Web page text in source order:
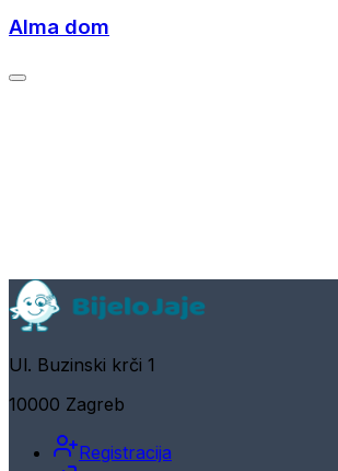
Alma dom
Ul. Buzinski krči 1
10000 Zagreb
Registracija